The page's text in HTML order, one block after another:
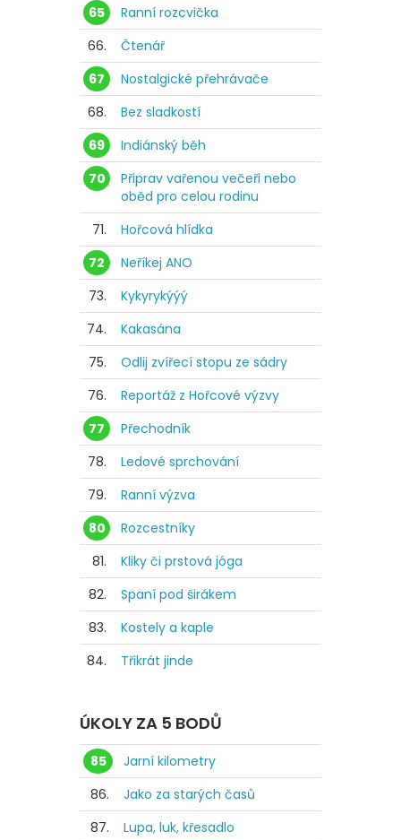
65
Ranní rozcvička
66.
Čtenář
67
Nostalgické přehrávače
68.
Bez sladkostí
69
Indiánský běh
70
Připrav vařenou večeři nebo
oběd pro celou rodinu
71.
Hořcová hlídka
72
Neříkej ANO
73.
Kykyrykýýý
74.
Kakasána
75.
Odlij zvířecí stopu ze sádry
76.
Reportáž z Hořcové výzvy
77
Přechodník
78.
Ledové sprchování
79.
Ranní výzva
80
Rozcestníky
81.
Kliky či prstová jóga
82.
Spaní pod širákem
83.
Kostely a kaple
84.
Třikrát jinde
ÚKOLY ZA 5 BODŮ
85
Jarní kilometry
86.
Jako za starých časů
87.
Lupa, luk, křesadlo